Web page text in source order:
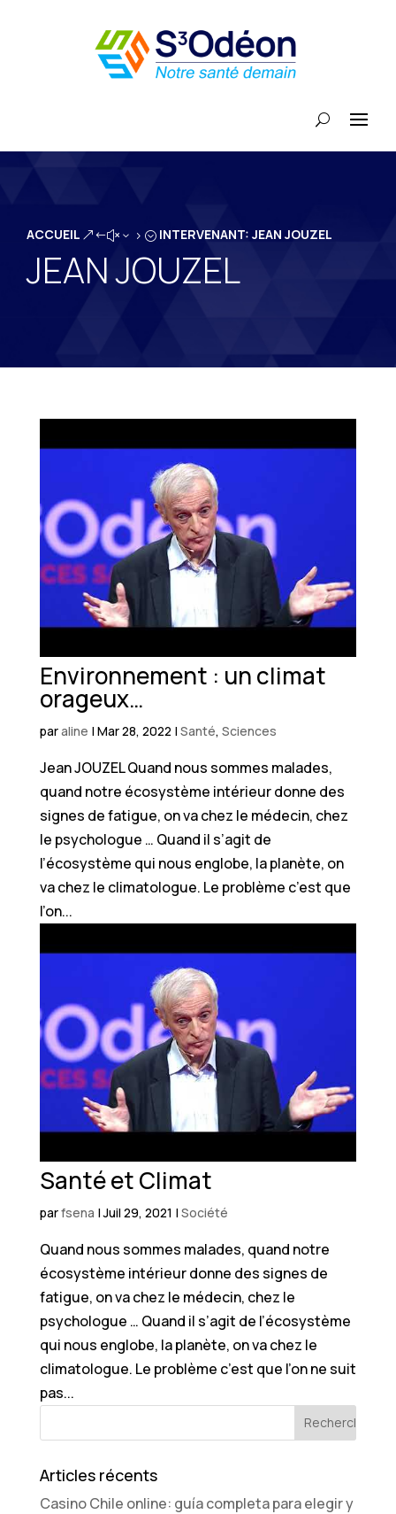
ACCUEIL &#x35; INTERVENANT: JEAN JOUZEL
JEAN JOUZEL
Environnement : un climat
orageux…
paraline | Mar 28, 2022 | Santé, Sciences
Jean JOUZEL Quand nous sommes malades,
quand notre écosystème intérieur donne des
signes de fatigue, on va chez le médecin, chez
le psychologue … Quand il s’agit de
l’écosystème qui nous englobe, la planète, on
va chez le climatologue. Le problème c’est que
l’on...
Santé et Climat
parfsena |Juil 29, 2021 | Société
Quand nous sommes malades, quand notre
écosystème intérieur donne des signes de
fatigue, on va chez le médecin, chez le
psychologue … Quand il s’agit de l’écosystème
qui nous englobe, la planète, on va chez le
climatologue. Le problème c’est que l’on ne suit
pas...
Articles récents
Casino Chile online: guía completa para elegir y